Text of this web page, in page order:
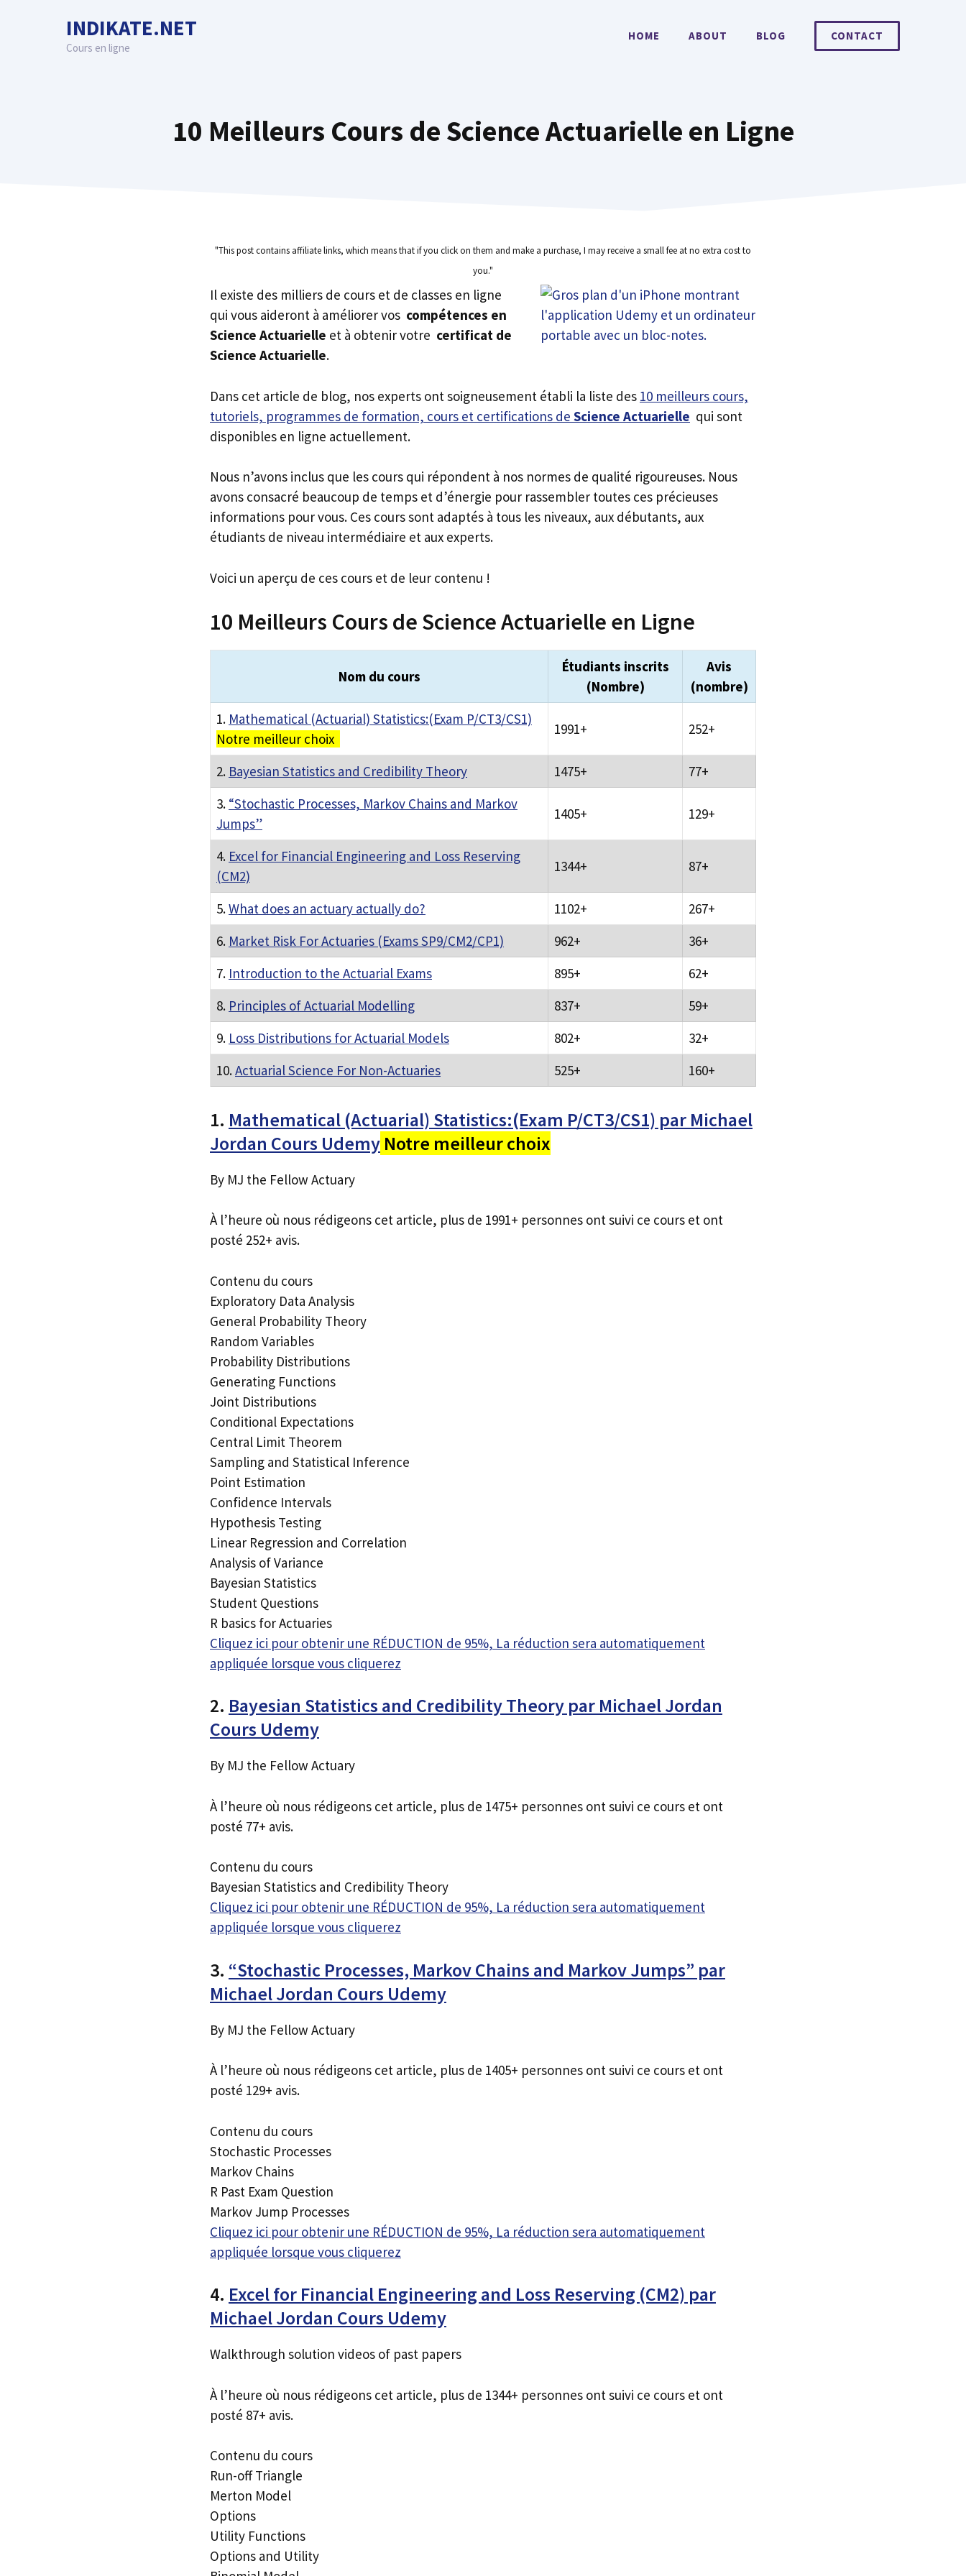
INDIKATE.NET
Cours en ligne
HOME ABOUT BLOG CONTACT
10 Meilleurs Cours de Science Actuarielle en Ligne
"This post contains affiliate links, which means that if you click on them and make a purchase, I may receive a small fee at no extra cost to
you."
Il existe des milliers de cours et de classes en ligne
qui vous aideront à améliorer vos compétences en
Science Actuarielle et à obtenir votre certificat de
Science Actuarielle.
Dans cet article de blog, nos experts ont soigneusement établi la liste des 10 meilleurs cours,
tutoriels, programmes de formation, cours et certifications de Science Actuarielle qui sont
disponibles en ligne actuellement.
Nous n’avons inclus que les cours qui répondent à nos normes de qualité rigoureuses. Nous
avons consacré beaucoup de temps et d’énergie pour rassembler toutes ces précieuses
informations pour vous. Ces cours sont adaptés à tous les niveaux, aux débutants, aux
étudiants de niveau intermédiaire et aux experts.
Voici un aperçu de ces cours et de leur contenu !
10 Meilleurs Cours de Science Actuarielle en Ligne
Nom du cours
Étudiants inscrits
(Nombre)
Avis
(nombre)
1. Mathematical (Actuarial) Statistics:(Exam P/CT3/CS1)
Notre meilleur choix
1991+ 252+
2. Bayesian Statistics and Credibility Theory 1475+
77+
3. “Stochastic Processes, Markov Chains and Markov
Jumps”
1405+ 129+
4. Excel for Financial Engineering and Loss Reserving
(CM2)
1344+ 87+
5.What does an actuary actually do? 1102+
267+
6. Market Risk For Actuaries (Exams SP9/CM2/CP1) 962+
36+
7. Introduction to the Actuarial Exams 895+
62+
8. Principles of Actuarial Modelling 837+
59+
9. Loss Distributions for Actuarial Models 802+
32+
10.Actuarial Science For Non-Actuaries 525+ 160+
1. Mathematical (Actuarial) Statistics:(Exam P/CT3/CS1) par Michael
Jordan Cours Udemy Notre meilleur choix
By MJ the Fellow Actuary
À l’heure où nous rédigeons cet article, plus de 1991+ personnes ont suivi ce cours et ont
posté 252+ avis.
Contenu du cours
Exploratory Data Analysis
General Probability Theory
Random Variables
Probability Distributions
Generating Functions
Joint Distributions
Conditional Expectations
Central Limit Theorem
Sampling and Statistical Inference
Point Estimation
Confidence Intervals
Hypothesis Testing
Linear Regression and Correlation
Analysis of Variance
Bayesian Statistics
Student Questions
R basics for Actuaries
Cliquez ici pour obtenir une RÉDUCTION de 95%, La réduction sera automatiquement
appliquée lorsque vous cliquerez
2. Bayesian Statistics and Credibility Theory par Michael Jordan
Cours Udemy
By MJ the Fellow Actuary
À l’heure où nous rédigeons cet article, plus de 1475+ personnes ont suivi ce cours et ont
posté 77+ avis.
Contenu du cours
Bayesian Statistics and Credibility Theory
Cliquez ici pour obtenir une RÉDUCTION de 95%, La réduction sera automatiquement
appliquée lorsque vous cliquerez
3. “Stochastic Processes, Markov Chains and Markov Jumps” par
Michael Jordan Cours Udemy
By MJ the Fellow Actuary
À l’heure où nous rédigeons cet article, plus de 1405+ personnes ont suivi ce cours et ont
posté 129+ avis.
Contenu du cours
Stochastic Processes
Markov Chains
R Past Exam Question
Markov Jump Processes
Cliquez ici pour obtenir une RÉDUCTION de 95%, La réduction sera automatiquement
appliquée lorsque vous cliquerez
4. Excel for Financial Engineering and Loss Reserving (CM2) par
Michael Jordan Cours Udemy
Walkthrough solution videos of past papers
À l’heure où nous rédigeons cet article, plus de 1344+ personnes ont suivi ce cours et ont
posté 87+ avis.
Contenu du cours
Run-off Triangle
Merton Model
Options
Utility Functions
Options and Utility